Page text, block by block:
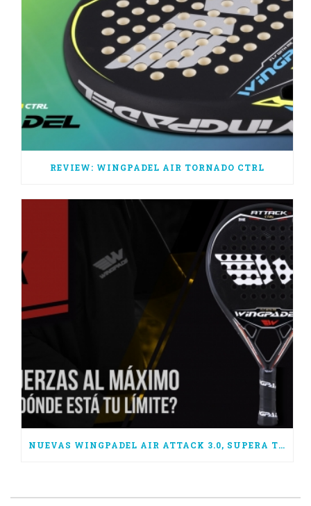
REVIEW: WINGPADEL AIR TORNADO CTRL
NUEVAS WINGPADEL AIR ATTACK 3.0, SUPERA TUS LÍMITES